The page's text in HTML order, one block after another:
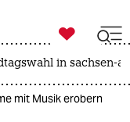

taz zahl ich
in sachsen-
mit Musik erobern